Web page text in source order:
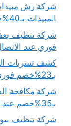
المبيدات بـ40%خصم خاص للمنازل والشقق والفلل
فوري عند
بـ23%خصم فوري
شركة مكافحة
بـ35%خصم عند الاتصال للقضاء على الصراصير